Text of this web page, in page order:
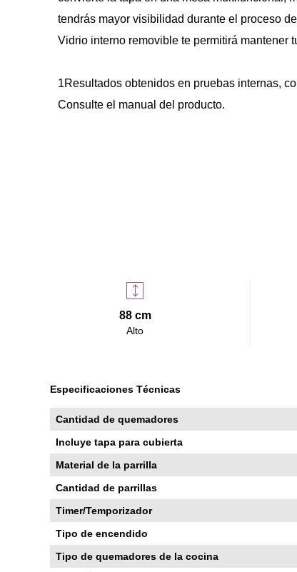
tendrás mayor visibilidad durante el proceso
Vidrio interno removible te permitirá mantener
1Resultados obtenidos en pruebas internas,
Consulte el manual del producto.
88 cm
Alto
Especificaciones Técnicas
Cantidad de quemadores
Incluye tapa para cubierta
Material de la parrilla
Cantidad de parrillas
Timer/Temporizador
Tipo de encendido
Tipo de quemadores de la cocina